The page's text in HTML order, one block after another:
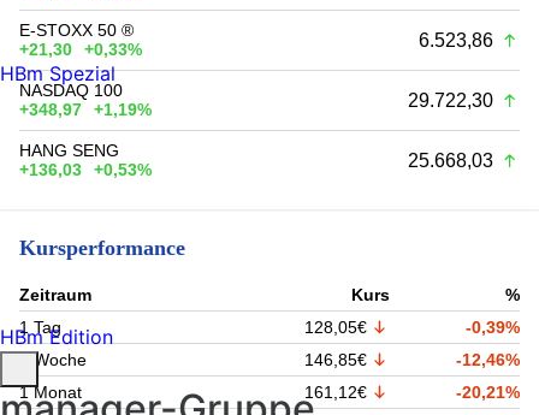
E-STOXX 50 ®
+21,30
+0,33% 6.523,86
NASDAQ 100
+348,97
+1,19% 29.722,30
HANG SENG
+136,03
+0,53% 25.668,03
Kursperformance
Zeitraum Kurs
%
1 Tag
128,05€
-0,39%
1 Woche
146,85€
-12,46%
1 Monat
161,12€
-20,21%
HBm Spezial
HBm Edition